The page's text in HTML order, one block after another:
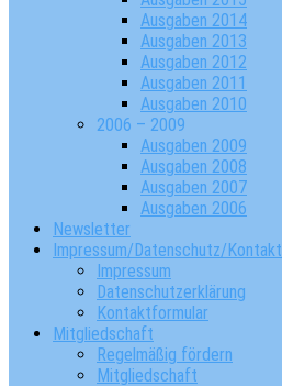
Ausgaben 2014
Ausgaben 2013
Ausgaben 2012
Ausgaben 2011
Ausgaben 2010
2006 – 2009
Ausgaben 2009
Ausgaben 2008
Ausgaben 2007
Ausgaben 2006
Newsletter
Impressum/Datenschutz/Kontakt
Impressum
Datenschutzerklärung
Kontaktformular
Mitgliedschaft
Regelmäßig fördern
Mitgliedschaft